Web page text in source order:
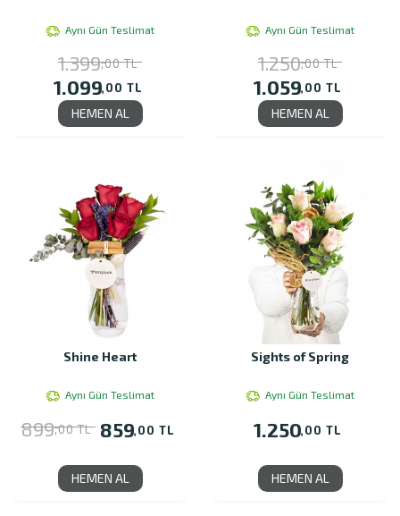
Aynı Gün Teslimat
1.399,00 TL
1.099,00 TL
HEMEN AL
Aynı Gün Teslimat
1.250,00 TL
1.059,00 TL
HEMEN AL
Shine Heart
Aynı Gün Teslimat
899,00 TL 859,00 TL
HEMEN AL
Sights of Spring
Aynı Gün Teslimat
1.250,00 TL
HEMEN AL